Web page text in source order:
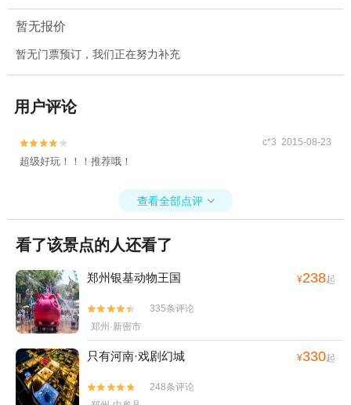
暂无报价
暂无门票预订，我们正在努力补充
用户评论

 c*3 2015-08-23
超级好玩！！！推荐哦！
查看全部点评 
看了该景点的人还看了
郑州银基动物王国 ¥238起


335条评论
郑州·新密市
只有河南·戏剧幻城 ¥330起


248条评论